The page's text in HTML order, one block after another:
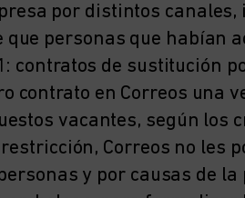
por distintos canales,
personas que habían
contratos de sustitución
contrato en Correos una
vacantes, según los
Correos no les
y por causas de